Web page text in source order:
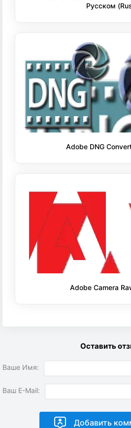
Русском
Adobe DNG
Adobe Camera
Оставить
Ваше Имя:
Ваш E-Mail: